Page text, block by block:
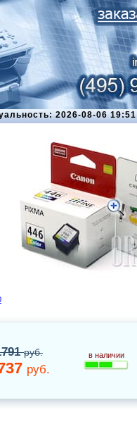
2026-08-06 19:51
руб.
руб.
в наличии